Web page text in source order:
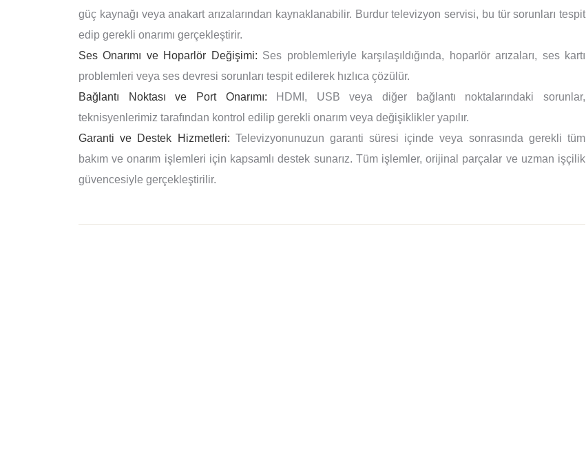
güç kaynağı veya anakart arızalarından kaynaklanabilir. Burdur televizyon servisi, bu tür sorunları tespit
edip gerekli onarımı gerçekleştirir.
Ses Onarımı ve Hoparlör Değişimi: Ses problemleriyle karşılaşıldığında, hoparlör arızaları, ses kartı
problemleri veya ses devresi sorunları tespit edilerek hızlıca çözülür.
Bağlantı Noktası ve Port Onarımı: HDMI, USB veya diğer bağlantı noktalarındaki sorunlar,
teknisyenlerimiz tarafından kontrol edilip gerekli onarım veya değişiklikler yapılır.
Garanti ve Destek Hizmetleri: Televizyonunuzun garanti süresi içinde veya sonrasında gerekli tüm
bakım ve onarım işlemleri için kapsamlı destek sunarız. Tüm işlemler, orijinal parçalar ve uzman işçilik
güvencesiyle gerçekleştirilir.